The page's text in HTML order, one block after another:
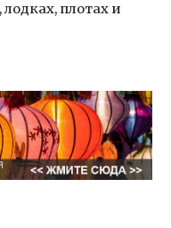
плотах и